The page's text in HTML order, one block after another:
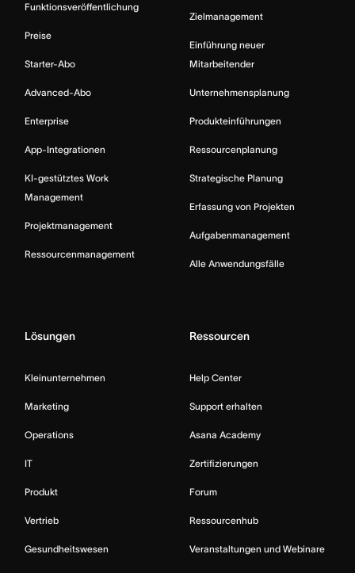
Funktionsveröffentlichung
Preise
Starter-Abo
Advanced-Abo
Enterprise
App-Integrationen
KI-gestütztes Work
Management
Projektmanagement
Ressourcenmanagement
Zielmanagement
Einführung neuer
Mitarbeitender
Unternehmensplanung
Produkteinführungen
Ressourcenplanung
Strategische Planung
Erfassung von Projekten
Aufgabenmanagement
Alle Anwendungsfälle
Lösungen
Kleinunternehmen
Marketing
Operations
IT
Produkt
Vertrieb
Gesundheitswesen
Ressourcen
Help Center
Support erhalten
Asana Academy
Zertifizierungen
Forum
Ressourcenhub
Veranstaltungen und Webinare